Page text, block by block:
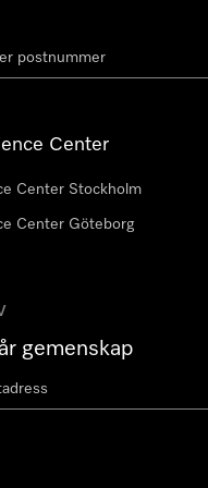
Center
Center Stockholm
Center Göteborg
gemenskap